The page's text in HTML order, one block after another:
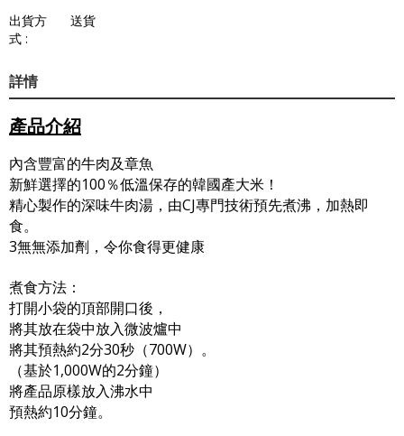
出貨方
式 :
送貨
詳情
產品介紹
內含豐富的牛肉及章魚
新鮮選擇的100％低溫保存的韓國產大米！
精心製作的深味牛肉湯，由CJ專門技術預先煮沸，加熱即
食。
3無無添加劑，令你食得更健康
煮食方法：
打開小袋的頂部開口後，
將其放在袋中放入微波爐中
將其預熱約2分30秒（700W）。
（基於1,000W的2分鐘）
將產品原樣放入沸水中
預熱約10分鐘。